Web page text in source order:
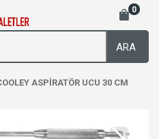
0
ARA
ASPİRATÖR UCU 30 CM